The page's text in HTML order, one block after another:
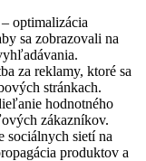
optimalizácia
sa zobrazovali na
za reklamy, ktoré sa
stránkach.
hodnotného
zákazníkov.
sociálnych sietí na
produktov a